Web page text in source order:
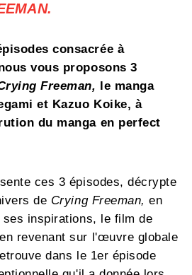
consacrée à
vous proposons 3
Freeman, le manga
et Kazuo Koike, à
du manga en perfect
ces 3 épisodes, décrypte
de Crying Freeman,en
inspirations, le film de
revenant sur l'œuvre globale
dans le 1er épisode